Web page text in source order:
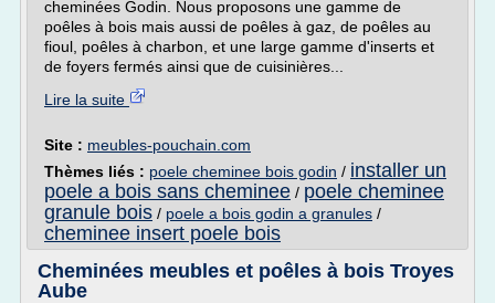
cheminées Godin. Nous proposons une gamme de
poêles à bois mais aussi de poêles à gaz, de poêles au
fioul, poêles à charbon, et une large gamme d'inserts et
de foyers fermés ainsi que de cuisinières...
Lire la suite
Site : meubles-pouchain.com
Thèmes liés : poele cheminee bois godin / installer un
poele a bois sans cheminee / poele cheminee
granule bois / poele a bois godin a granules /
cheminee insert poele bois
Cheminées meubles et poêles à bois Troyes
Aube